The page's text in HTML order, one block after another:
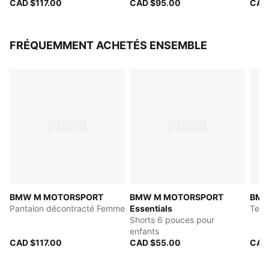
CAD $117.00 CAD $95.00
FRÉQUEMMENT ACHETÉS ENSEMBLE
BMW M MOTORSPORT
Pantalon décontracté Femme
CAD $117.00
BMW M MOTORSPORT
Essentials
Shorts 6 pouces pour
enfants
CAD $55.00